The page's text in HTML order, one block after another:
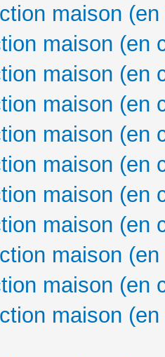
maison
maison (en
maison (en
maison (en
maison (en
maison (en
maison (en
maison (en
maison
maison (en
maison